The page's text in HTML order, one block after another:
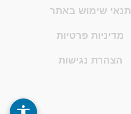
תנאי שימוש באתר
מדיניות פרטיות
הצהרת נגישות